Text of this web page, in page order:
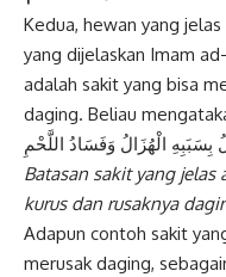
Kedua, hewan yang
yang dijelaskan Imam
adalah sakit yang bisa
daging. Beliau
الْهُزَالُ وَفَسَادُ اللَّحْمِ
Batasan sakit yang jelas
kurus dan rusaknya
Adapun contoh sakit
merusak daging,